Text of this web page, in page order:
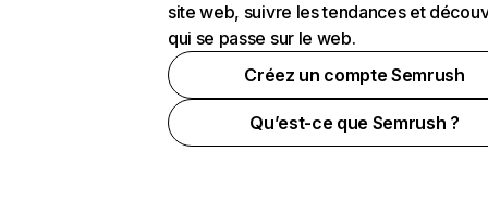
site web, suivre les tendances et
qui se passe sur le web.
Créez un compte Semrush
Qu’est-ce que Semrush ?